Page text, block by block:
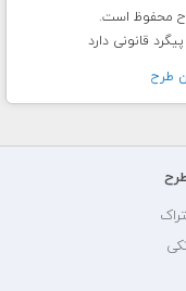
قانونی دارد
طرح